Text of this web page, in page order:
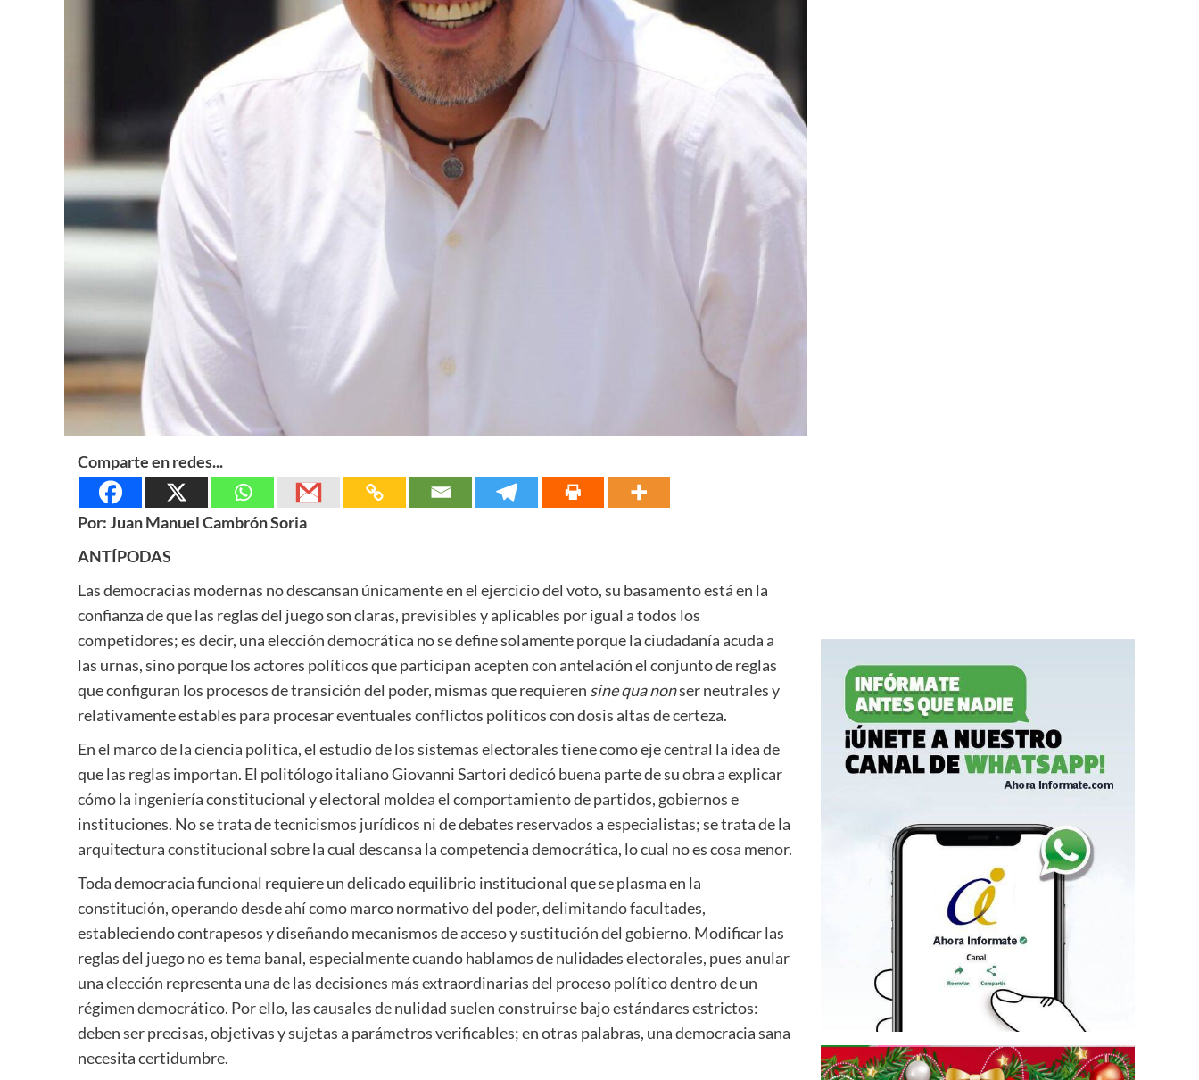
Comparte en redes...
Por: Juan Manuel Cambrón Soria
ANTÍPODAS
Las democracias modernas no descansan únicamente en el ejercicio del voto, su basamento está en la
confianza de que las reglas del juego son claras, previsibles y aplicables por igual a todos los
competidores; es decir, una elección democrática no se define solamente porque la ciudadanía acuda a
las urnas, sino porque los actores políticos que participan acepten con antelación el conjunto de reglas
que configuran los procesos de transición del poder, mismas que requieren sine qua nonser neutrales y
relativamente estables para procesar eventuales conflictos políticos con dosis altas de certeza.
En el marco de la ciencia política, el estudio de los sistemas electorales tiene como eje central la idea de
que las reglas importan. El politólogo italiano Giovanni Sartori dedicó buena parte de su obra a explicar
cómo la ingeniería constitucional y electoral moldea el comportamiento de partidos, gobiernos e
instituciones. No se trata de tecnicismos jurídicos ni de debates reservados a especialistas; se trata de la
arquitectura constitucional sobre la cual descansa la competencia democrática, lo cual no es cosa menor.
Toda democracia funcional requiere un delicado equilibrio institucional que se plasma en la
constitución, operando desde ahí como marco normativo del poder, delimitando facultades,
estableciendo contrapesos y diseñando mecanismos de acceso y sustitución del gobierno. Modificar las
reglas del juego no es tema banal, especialmente cuando hablamos de nulidades electorales, pues anular
una elección representa una de las decisiones más extraordinarias del proceso político dentro de un
régimen democrático. Por ello, las causales de nulidad suelen construirse bajo estándares estrictos:
deben ser precisas, objetivas y sujetas a parámetros verificables; en otras palabras, una democracia sana
necesita certidumbre.